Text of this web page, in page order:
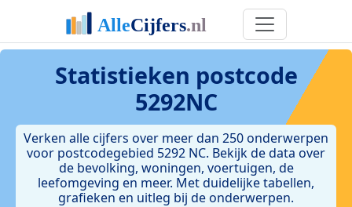
Statistieken postcode
5292NC
Verken alle cijfers over meer dan 250 onderwerpen
voor postcodegebied 5292 NC. Bekijk de data over
de bevolking, woningen, voertuigen, de
leefomgeving en meer. Met duidelijke tabellen,
grafieken en uitleg bij de onderwerpen.